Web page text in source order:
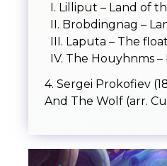
I. Lilliput – Land of
II. Brobdingnag –
III. Laputa – The
IV. The Houyhnms
4. Sergei Prokofiev
And The Wolf (arr.